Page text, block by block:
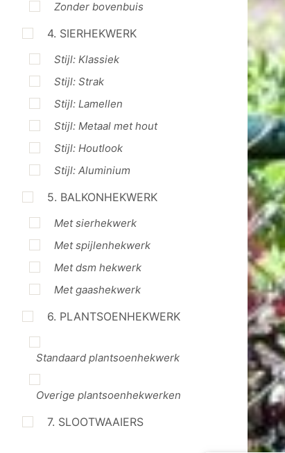
Zonder bovenbuis
4. SIERHEKWERK
Stijl: Klassiek
Stijl: Strak
Stijl: Lamellen
Stijl: Metaal met hout
Stijl: Houtlook
Stijl: Aluminium
5. BALKONHEKWERK
Met sierhekwerk
Met spijlenhekwerk
Met dsm hekwerk
Met gaashekwerk
6. PLANTSOENHEKWERK
Standaard plantsoenhekwerk
Overige plantsoenhekwerken
7. SLOOTWAAIERS